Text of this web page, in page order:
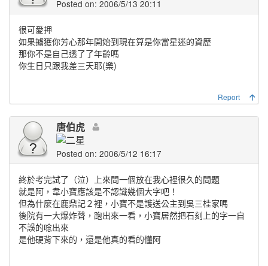
Posted on: 2006/5/13 20:11
很可愛押
如果擄獲你芳心那年開始到現在算是你當星迷的資歷
那你不是自己透了了年齡嗎
你生日只跟我差三天耶(樂)
Report
唐伯虎
Posted on: 2006/5/12 16:17
終於考完試了（泣）上來問一個放在我心裡很久的問題
就是阿，韋小寶應該是不認識幾個大字吧！
但為什麼在鹿鼎記２裡，小寶不是護送公主到吳三桂家嗎
後院有一大爆炸聲，跑出來一看，小寶居然把石刻上的字一自
不誤的唸出來
是他硬背下來的，還是他真的看的懂阿